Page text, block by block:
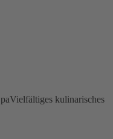
Vielfältiges kulinarisches